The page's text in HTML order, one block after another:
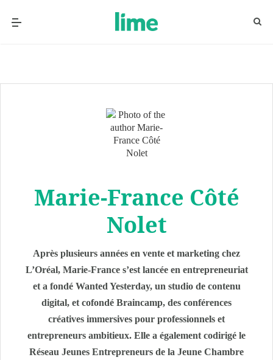
Marie-France Côté
Nolet
Après plusieurs années en vente et marketing chez
L’Oréal, Marie-France s’est lancée en entrepreneuriat
et a fondé Wanted Yesterday, un studio de contenu
digital, et cofondé Braincamp, des conférences
créatives immersives pour professionnels et
entrepreneurs ambitieux. Elle a également codirigé le
Réseau Jeunes Entrepreneurs de la Jeune Chambre